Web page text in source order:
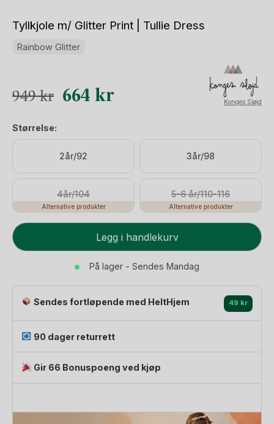
Tyllkjole m/ Glitter Print | Tullie Dress
Rainbow Glitter
949kr Opprinnelig
949 kr.
664krNåværende
Konges Sløjd
Størrelse:
2år/92 3år/98
4år/104
Alternative produkter
5-6 år/110-116
Alternative produkter
Tyllkjole
m/
|
Tullie
Dress
antall
Legg i handlekurv
På lager - Sendes Mandag
Sendes fortløpende med HeltHjem 49 kr
90 dager returrett
Gir 66 Bonuspoeng ved kjøp